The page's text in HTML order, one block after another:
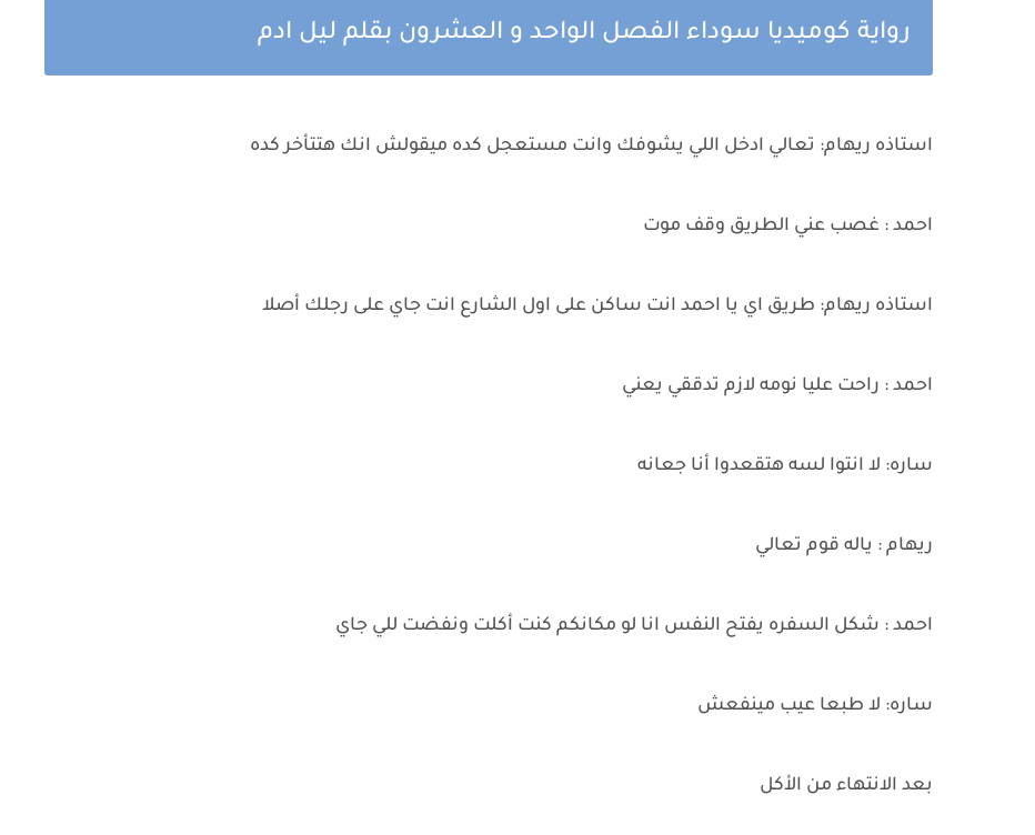
رواية كوميديا سوداء الفصل الواحد و العشرون بقلم ليل ادم
استاذه ريهام: تعالي ادخل اللي يشوفك وانت مستعجل كده ميقولش انك هتتأخر كده
احمد : غصب عني الطريق وقف موت
استاذه ريهام: طريق اي يا احمد انت ساكن على اول الشارع انت جاي على رجلك أصلا
احمد : راحت عليا نومه لازم تدققي يعني
ساره: لا انتوا لسه هتقعدوا أنا جعانه
ريهام : ياله قوم تعالي
احمد : شكل السفره يفتح النفس انا لو مكانكم كنت أكلت ونفضت للي جاي
ساره: لا طبعا عيب مينفعش
بعد الانتهاء من الأكل